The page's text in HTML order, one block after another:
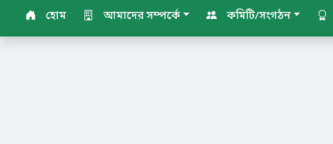
হোম আমাদের সম্পর্কে কমিটি/সংগঠন